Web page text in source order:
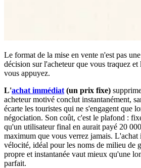
Le format de la mise en vente n'est pas
décision sur l'acheteur que vous traquez
vous appuyez.
L'achat immédiat (un prix fixe)
acheteur motivé conclut instantanément,
écarte les touristes qui ne s'engagent que
négociation. Son coût, c'est le plafond :
qu'un utilisateur final en aurait payé 20
maximum que vous verrez jamais. L'achat
vélocité, idéal pour les noms de milieu de
propre et instantanée vaut mieux qu'une
parfait.